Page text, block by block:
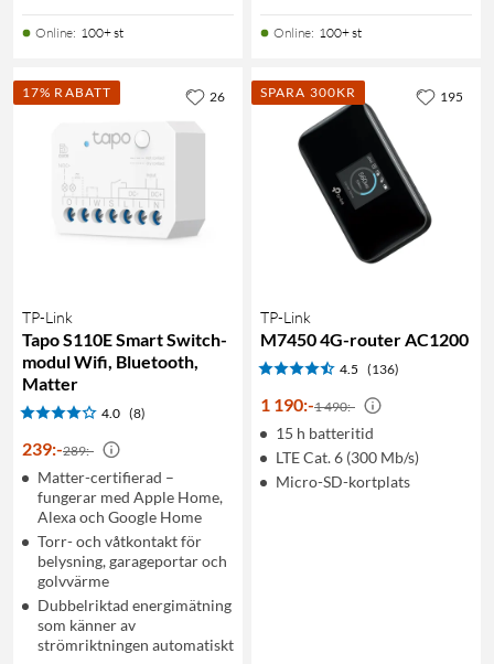
Online: 100+ st Online: 100+ st
17% RABATT
TP-Link
Tapo S110E Smart Switch-
modul Wifi, Bluetooth,
Matter
4.0 (8)
239:-289:-
Matter-certifierad –
fungerar med Apple Home,
Alexa och Google Home
Torr- och våtkontakt för
belysning, garageportar och
golvvärme
Dubbelriktad energimätning
som känner av
strömriktningen automatiskt
26 SPARA 300KR
TP-Link
M7450 4G-router AC1200
4.5 (136)
1 190:-1 490:-
15 h batteritid
LTE Cat. 6 (300 Mb/s)
Micro-SD-kortplats
195